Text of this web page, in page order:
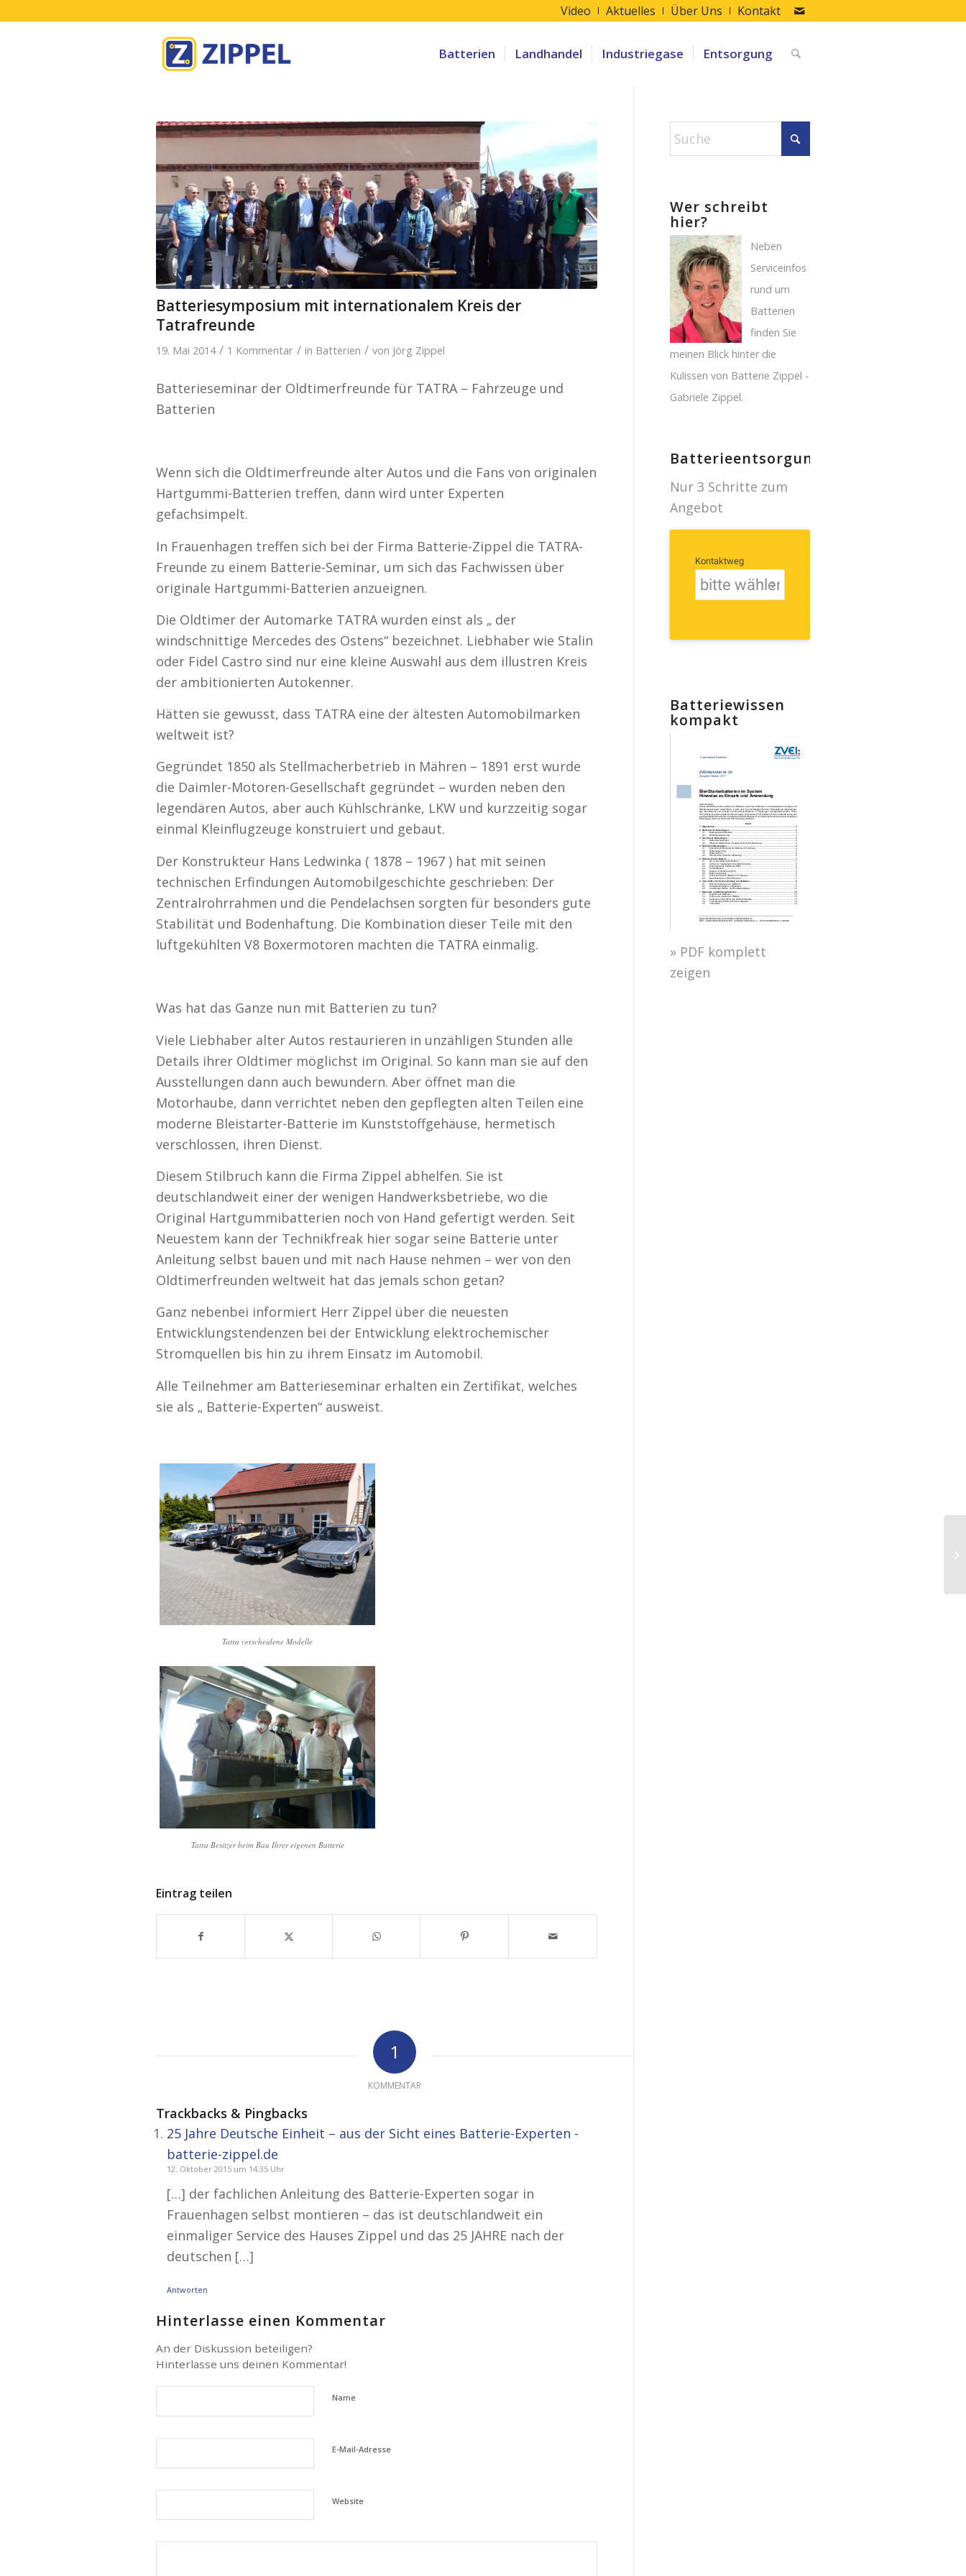
Video Aktuelles Über Uns Kontakt
Batterien Landhandel Industriegase Entsorgung
Batteriesymposium mit internationalem Kreis der
Tatrafreunde
19. Mai 2014 / 1 Kommentar / in Batterien / von Jörg Zippel
Batterieseminar der Oldtimerfreunde für TATRA – Fahrzeuge und
Batterien
Wenn sich die Oldtimerfreunde alter Autos und die Fans von originalen
Hartgummi-Batterien treffen, dann wird unter Experten
gefachsimpelt.
In Frauenhagen treffen sich bei der Firma Batterie-Zippel die TATRA-
Freunde zu einem Batterie-Seminar, um sich das Fachwissen über
originale Hartgummi-Batterien anzueignen.
Die Oldtimer der Automarke TATRA wurden einst als „ der
windschnittige Mercedes des Ostens“ bezeichnet. Liebhaber wie Stalin
oder Fidel Castro sind nur eine kleine Auswahl aus dem illustren Kreis
der ambitionierten Autokenner.
Hätten sie gewusst, dass TATRA eine der ältesten Automobilmarken
weltweit ist?
Gegründet 1850 als Stellmacherbetrieb in Mähren – 1891 erst wurde
die Daimler-Motoren-Gesellschaft gegründet – wurden neben den
legendären Autos, aber auch Kühlschränke, LKW und kurzzeitig sogar
einmal Kleinflugzeuge konstruiert und gebaut.
Der Konstrukteur Hans Ledwinka ( 1878 – 1967 ) hat mit seinen
technischen Erfindungen Automobilgeschichte geschrieben: Der
Zentralrohrrahmen und die Pendelachsen sorgten für besonders gute
Stabilität und Bodenhaftung. Die Kombination dieser Teile mit den
luftgekühlten V8 Boxermotoren machten die TATRA einmalig.
Was hat das Ganze nun mit Batterien zu tun?
Viele Liebhaber alter Autos restaurieren in unzähligen Stunden alle
Details ihrer Oldtimer möglichst im Original. So kann man sie auf den
Ausstellungen dann auch bewundern. Aber öffnet man die
Motorhaube, dann verrichtet neben den gepflegten alten Teilen eine
moderne Bleistarter-Batterie im Kunststoffgehäuse, hermetisch
verschlossen, ihren Dienst.
Diesem Stilbruch kann die Firma Zippel abhelfen. Sie ist
deutschlandweit einer der wenigen Handwerksbetriebe, wo die
Original Hartgummibatterien noch von Hand gefertigt werden. Seit
Neuestem kann der Technikfreak hier sogar seine Batterie unter
Anleitung selbst bauen und mit nach Hause nehmen – wer von den
Oldtimerfreunden weltweit hat das jemals schon getan?
Ganz nebenbei informiert Herr Zippel über die neuesten
Entwicklungstendenzen bei der Entwicklung elektrochemischer
Stromquellen bis hin zu ihrem Einsatz im Automobil.
Alle Teilnehmer am Batterieseminar erhalten ein Zertifikat, welches
sie als „ Batterie-Experten“ ausweist.
Tatra verscheidene Modelle
Tatra Besitzer beim Bau Ihrer eigenen Batterie
Eintrag teilen
1
KOMMENTAR
Trackbacks & Pingbacks
25 Jahre Deutsche Einheit – aus der Sicht eines Batterie-Experten -
batterie-zippel.de
12. Oktober 2015 um 14:35 Uhr
[…] der fachlichen Anleitung des Batterie-Experten sogar in
Frauenhagen selbst montieren – das ist deutschlandweit ein
einmaliger Service des Hauses Zippel und das 25 JAHRE nach der
deutschen […]
Antworten
Hinterlasse einen Kommentar
An der Diskussion beteiligen?
Hinterlasse uns deinen Kommentar!
Name
E-Mail-Adresse
Website
Wer schreibt
hier?
Neben
Serviceinfos
rund um
Batterien
finden Sie
meinen Blick hinter die
Kulissen von Batterie Zippel -
Gabriele Zippel.
Batterieentsorgung
Nur 3 Schritte zum
Angebot
Kontaktweg
Batteriewissen
kompakt
» PDF komplett
zeigen